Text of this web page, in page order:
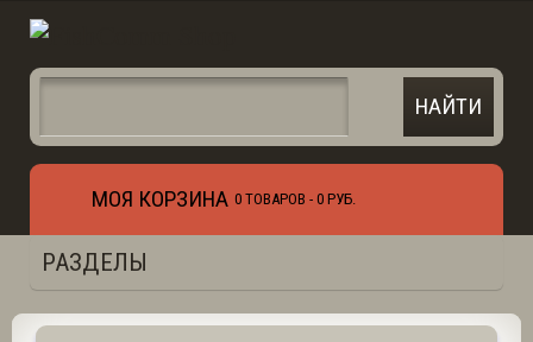
МОЯ КОРЗИНА 0 ТОВАРОВ - 0 РУБ.
РАЗДЕЛЫ